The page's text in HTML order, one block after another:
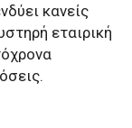
κανείς
εταιρική